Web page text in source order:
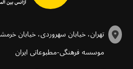
تهران، خیابان سهروردی، خیابان
موسسه فرهنگی-مطبوعاتی ایران